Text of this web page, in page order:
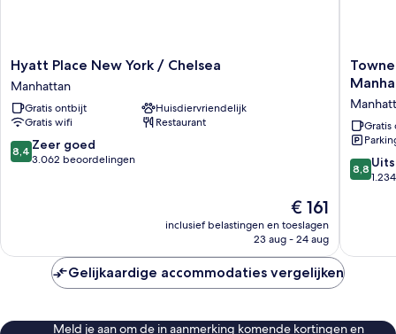
Hyatt
Place
New
York
/
Chelsea
Manhattan
Hyatt Place New York / Chelsea
Manhattan
Gratis ontbijt
Huisdiervriendelijk
Gratis wifi
Restaurant
8.4
van
8,4 Zeer goed
3.062 beoordelingen
De
prijs
is
€ 161
inclusief belastingen en toeslagen
23 aug - 24 aug
Suites
Marriott
New
York
8.8
van
8,8
Gelijkaardige accommodaties vergelijken
Meld je aan om de in aanmerking komende kortingen en